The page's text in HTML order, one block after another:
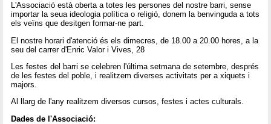
L'Associació està oberta a totes les persones del nostre barri, sense
importar la seua ideologia política o religió, donem la benvinguda a tots
els veïns que desitgen formar-ne part.
El nostre horari d'atenció és els dimecres, de 18.00 a 20.00 hores, a la
seu del carrer d'Enric Valor i Vives, 28
Les festes del barri se celebren l'última setmana de setembre, després
de les festes del poble, i realitzem diverses activitats per a xiquets i
majors.
Al llarg de l'any realitzem diversos cursos, festes i actes culturals.
Dades de l'Associació: